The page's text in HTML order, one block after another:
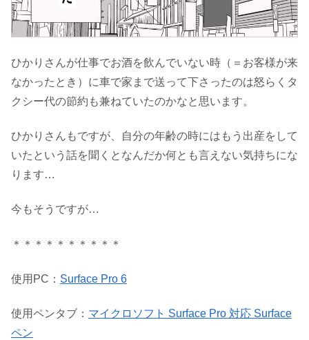
ひかりさんが仕事でお酒を飲んでいない時（＝お客様が来
なかったとき）に車で家まで送って下さったのは怒らくタ
クシー代の節約も兼ねていたのかなと思います。
ひかりさんもですが、自分の年齢の時にはもう出産をして
いたという話を聞くとなんだか何とも言えない気持ちにな
ります…
今もそうですが…
＊＊＊＊＊＊＊＊＊＊
使用PC： Surface Pro 6
使用ペンタブ： マイクロソフト Surface Pro 対応 Surface
ペン